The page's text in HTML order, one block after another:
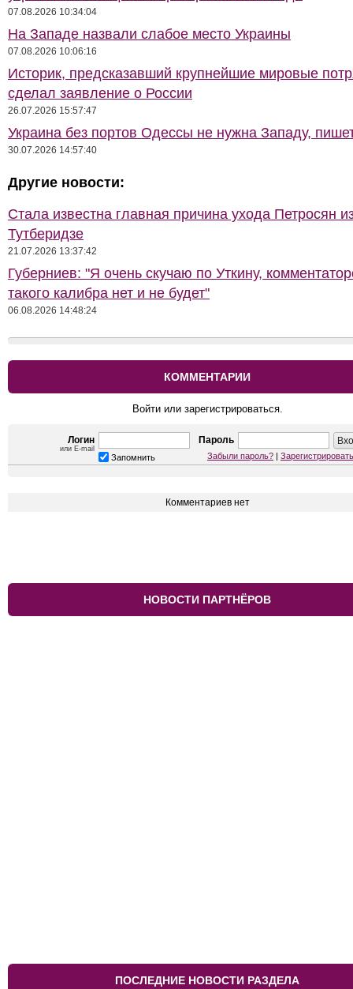
07.08.2026 10:34:04
На Западе назвали слабое место Украины
07.08.2026 10:06:16
Историк, предсказавший крупнейшие мировые
сделал заявление о России
26.07.2026 15:57:47
Украина без портов Одессы не нужна Западу,
30.07.2026 14:57:40
Другие новости:
Стала известна главная причина ухода Петросян
Тутберидзе
21.07.2026 13:37:42
Губерниев: "Я очень скучаю по Уткину,
такого калибра нет и не будет"
06.08.2026 14:48:24
КОММЕНТАРИИ
Войти или зарегистрироваться.
Логин
или E-mail
Пароль
Запомнить Забыли пароль? |
Комментариев нет
НОВОСТИ ПАРТНЁРОВ
ПОСЛЕДНИЕ НОВОСТИ РАЗДЕЛА